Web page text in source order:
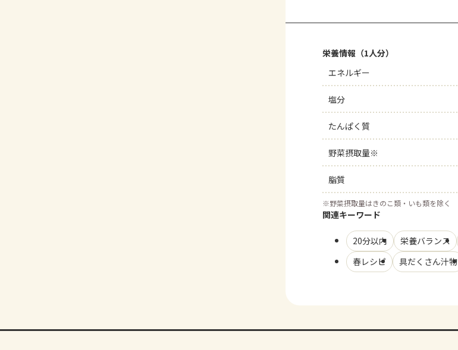
栄養情報（1人分）
エネルギー
塩分
たんぱく質
野菜摂取量※
脂質
※野菜摂取量はきのこ類・いも類を除く
関連キーワード
20分以内 栄養バランス
春レシピ
具だくさん汁物